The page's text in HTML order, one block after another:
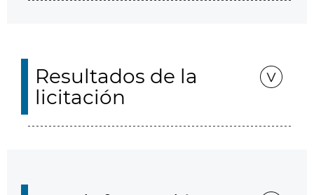
Resultados de la
licitación